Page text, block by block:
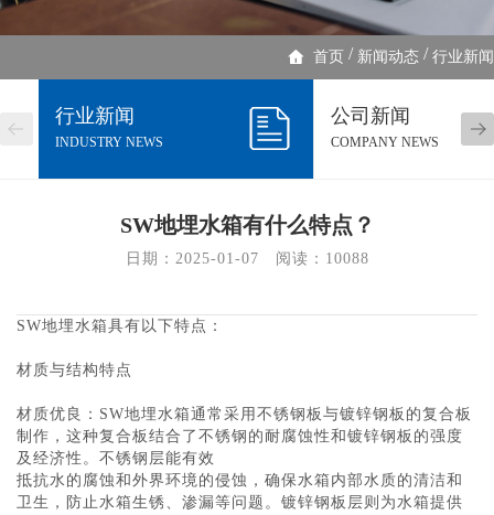
首页 / 新闻动态 / 行业新闻
行业新闻
INDUSTRY NEWS
公司新闻
COMPANY NEWS
SW地埋水箱有什么特点？
日期：2025-01-07   阅读： 10088
SW地埋水箱具有以下特点：
材质与结构特点
材质优良：SW地埋水箱通常采用不锈钢板与镀锌钢板的复合板
制作，这种复合板结合了不锈钢的耐腐蚀性和镀锌钢板的强度
及经济性。不锈钢层能有效
抵抗水的腐蚀和外界环境的侵蚀，确保水箱内部水质的清洁和
卫生，防止水箱生锈、渗漏等问题。镀锌钢板层则为水箱提供